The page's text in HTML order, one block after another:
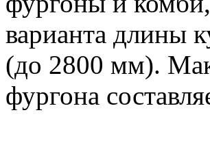
варианта длины
(до 2800 мм).
фургона